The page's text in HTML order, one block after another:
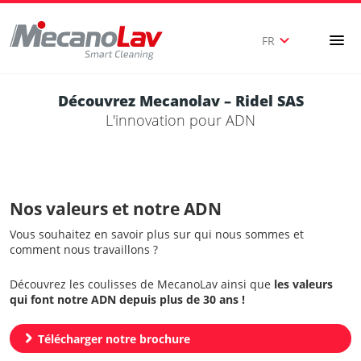
FR expand_more menu
Découvrez Mecanolav – Ridel SAS
L'innovation pour ADN
Nos valeurs et notre ADN
Vous souhaitez en savoir plus sur qui nous sommes et
comment nous travaillons ?
Découvrez les coulisses de MecanoLav ainsi que les valeurs
qui font notre ADN depuis plus de 30 ans !
chevron_right Télécharger notre brochure